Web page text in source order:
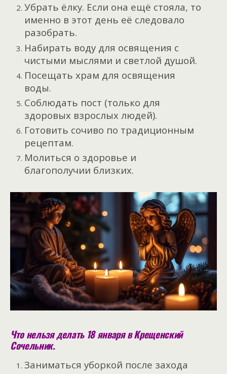
Убрать ёлку. Если она ещё стояла, то
именно в этот день её следовало
разобрать.
Набирать воду для освящения с
чистыми мыслями и светлой душой.
Посещать храм для освящения
воды.
Соблюдать пост (только для
здоровых взрослых людей).
Готовить сочиво по традиционным
рецептам.
Молиться о здоровье и
благополучии близких.
Что нельзя делать 18 января в Крещенский
Сочельник.
Заниматься уборкой после захода